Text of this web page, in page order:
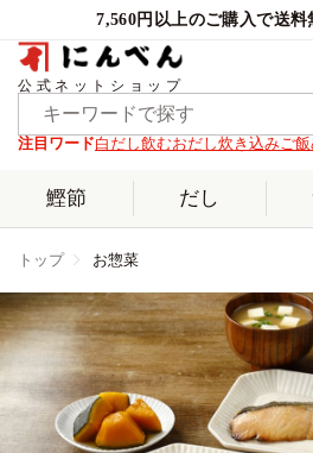
7,560円以上のご購入で送料
公式ネットショップ
注目ワード白だし飲むおだし炊き込みご飯
鰹節 だし
トップ お惣菜